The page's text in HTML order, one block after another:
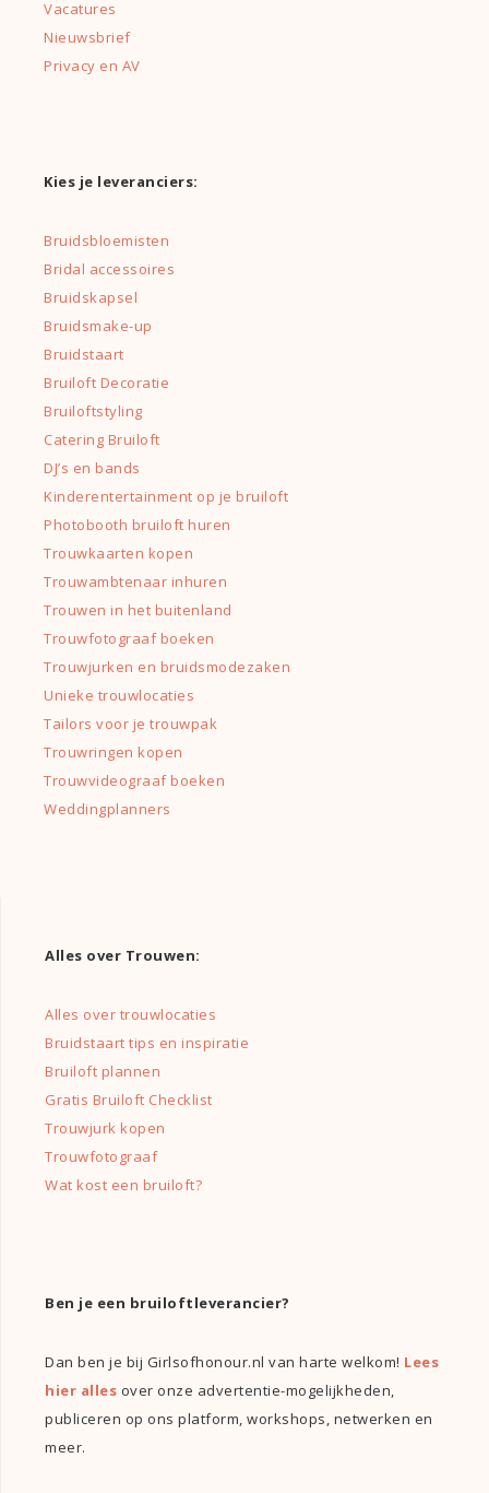
Vacatures
Nieuwsbrief
Privacy en AV
Kies je leveranciers:
Bruidsbloemisten
Bridal accessoires
Bruidskapsel
Bruidsmake-up
Bruidstaart
Bruiloft Decoratie
Bruiloftstyling
Catering Bruiloft
DJ’s en bands
Kinderentertainment op je bruiloft
Photobooth bruiloft huren
Trouwkaarten kopen
Trouwambtenaar inhuren
Trouwen in het buitenland
Trouwfotograaf boeken
Trouwjurken en bruidsmodezaken
Unieke trouwlocaties
Tailors voor je trouwpak
Trouwringen kopen
Trouwvideograaf boeken
Weddingplanners
Alles over Trouwen:
Alles over trouwlocaties
Bruidstaart tips en inspiratie
Bruiloft plannen
Gratis Bruiloft Checklist
Trouwjurk kopen
Trouwfotograaf
Wat kost een bruiloft?
Ben je een bruiloftleverancier?
Dan ben je bij Girlsofhonour.nl van harte welkom! Lees
hier alles over onze advertentie-mogelijkheden,
publiceren op ons platform, workshops, netwerken en
meer.